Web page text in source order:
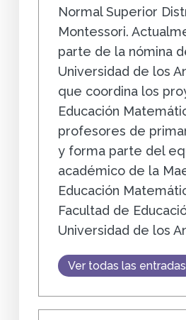
Normal Superior
Montessori.
parte de la nómina
Universidad de los
que coordina los
Educación
profesores de
y forma parte del
académico de la
Educación
Facultad de
Universidad de los
Ver todas las entradas